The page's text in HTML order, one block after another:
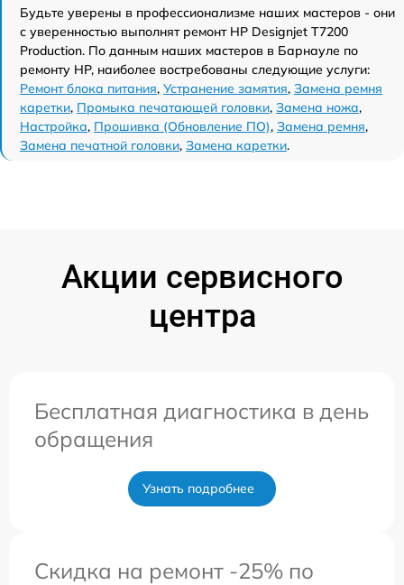
Будьте уверены в профессионализме наших мастеров - они
с уверенностью выполнят ремонт HP Designjet T7200
Production. По данным наших мастеров в Барнауле по
ремонту HP, наиболее востребованы следующие услуги:
Ремонт блока питания, Устранение замятия, Замена ремня
каретки, Промыка печатающей головки, Замена ножа,
Настройка, Прошивка (Обновление ПО), Замена ремня,
Замена печатной головки, Замена каретки.
Акции сервисного
центра
Бесплатная диагностика в день
обращения
Узнать подробнее
Скидка на ремонт -25% по